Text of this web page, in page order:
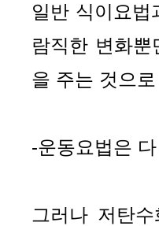
일반 식이요
람직한 변화
을 주는 것으
-운동요법은
그러나 저탄